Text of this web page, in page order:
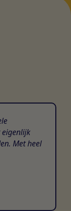
Met heel